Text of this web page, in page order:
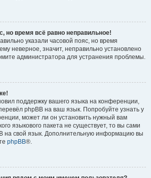
но время всё равно неправильное!
указали часовой пояс, но время
неверное, значит, неправильно установлено
администратора для устранения проблемы.
поддержку вашего языка на конференции,
phpBB на ваш язык. Попробуйте узнать у
может ли он установить нужный вам
языкового пакета не существует, то вы сами
на свой язык. Дополнительную информацию вы
phpBB®.